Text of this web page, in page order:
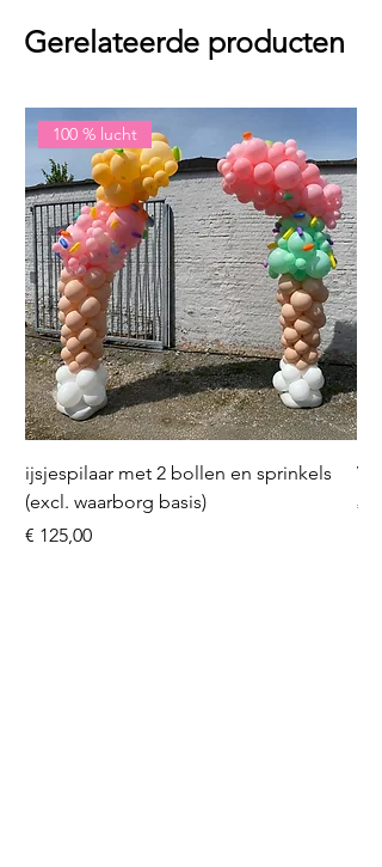
Gerelateerde producten
100 % lucht
ijsjespilaar met 2 bollen en sprinkels
(excl. waarborg basis)
Prijs
€ 125,00
Prijs
€